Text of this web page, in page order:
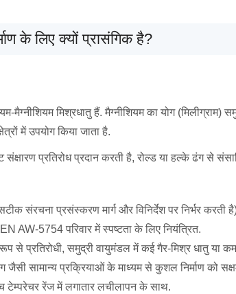
के लिए क्यों प्रासंगिक है?
मैग्नीशियम मिश्रधातु हैं. मैग्नीशियम का योग (मिलीग्राम)
में उपयोग किया जाता है.
संक्षारण प्रतिरोध प्रदान करती है, रोल्ड या हल्के ढंग से
संरचना प्रसंस्करण मार्ग और विनिर्देश पर निर्भर करती
AW-5754 परिवार में स्पष्टता के लिए नियंत्रित.
से प्रतिरोधी, समुद्री वायुमंडल में कई गैर-मिश्र धातु या
सामान्य प्रक्रियाओं के माध्यम से कुशल निर्माण को
रेंज में लगातार लचीलापन के साथ.